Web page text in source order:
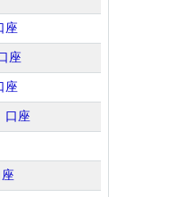
座
座
座
口座